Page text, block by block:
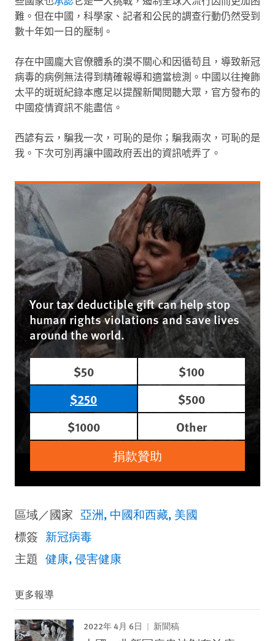
難。但在中國，科學家、記者和公民的調查行動仍然受到
數十年如一日的壓制。
存在中國龐大官僚體系的漠不關心和因循苟且，導致新冠
病毒的病例無法得到精確報導和適當檢測。中國以往掩飾
太平的斑斑紀錄本應足以提醒新聞閱聽大眾，官方發布的
中國疫情資訊不能盡信。
西諺有云，騙我一次，可恥的是你；騙我兩次，可恥的是
我。下次可別再讓中國政府丟出的資訊唬弄了。
Your tax deductible gift can help stop
human rights violations and save lives
around the world.
$50
$100
$250
$500
$1000
Other
捐款贊助
區域／國家 亞洲 中國和西藏 美國
標簽 新冠病毒
主題 健康 侵害健康
更多報導
2022年 4月 6日 新聞稿